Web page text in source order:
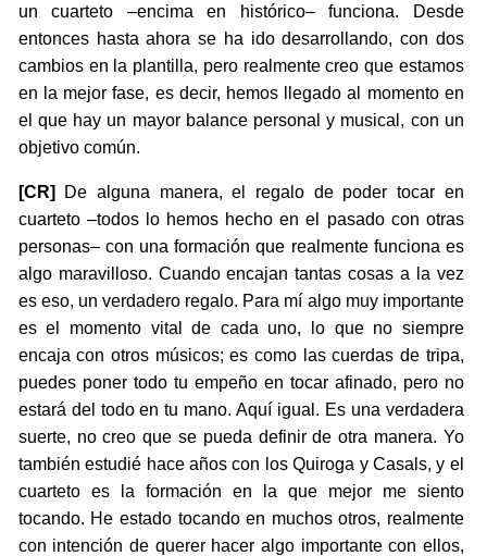
un cuarteto –encima en histórico– funciona. Desde
entonces hasta ahora se ha ido desarrollando, con dos
cambios en la plantilla, pero realmente creo que estamos
en la mejor fase, es decir, hemos llegado al momento en
el que hay un mayor balance personal y musical, con un
objetivo común.
[CR]
De alguna manera, el regalo de poder tocar en
cuarteto –todos lo hemos hecho en el pasado con otras
personas– con una formación que realmente funciona es
algo maravilloso. Cuando encajan tantas cosas a la vez
es eso, un verdadero regalo. Para mí algo muy importante
es el momento vital de cada uno, lo que no siempre
encaja con otros músicos; es como las cuerdas de tripa,
puedes poner todo tu empeño en tocar afinado, pero no
estará del todo en tu mano. Aquí igual. Es una verdadera
suerte, no creo que se pueda definir de otra manera. Yo
también estudié hace años con los Quiroga y Casals, y el
cuarteto es la formación en la que mejor me siento
tocando. He estado tocando en muchos otros, realmente
con intención de querer hacer algo importante con ellos,